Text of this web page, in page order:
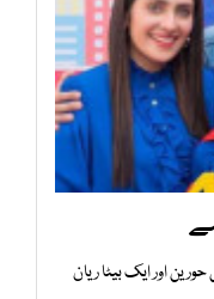
اور ایک بیٹا ریان